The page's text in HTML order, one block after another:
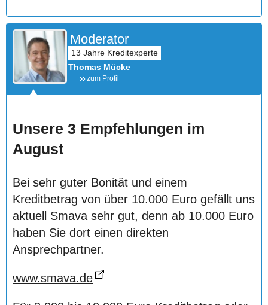
Moderator
Thomas Mücke
zum Profil
Unsere 3 Empfehlungen im
August
Bei sehr guter Bonität und einem
Kreditbetrag von über 10.000 Euro gefällt uns
aktuell Smava sehr gut, denn ab 10.000 Euro
haben Sie dort einen direkten
Ansprechpartner.
www.smava.de